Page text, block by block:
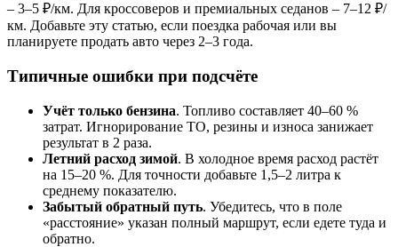
– 3–5 ₽/км. Для кроссоверов и премиальных седанов – 7–12 ₽/
км. Добавьте эту статью, если поездка рабочая или вы
планируете продать авто через 2–3 года.
Типичные ошибки при подсчёте
Учёт только бензина. Топливо составляет 40–60 %
затрат. Игнорирование ТО, резины и износа занижает
результат в 2 раза.
Летний расход зимой. В холодное время расход растёт
на 15–20 %. Для точности добавьте 1,5–2 литра к
среднему показателю.
Забытый обратный путь. Убедитесь, что в поле
«расстояние» указан полный маршрут, если едете туда и
обратно.